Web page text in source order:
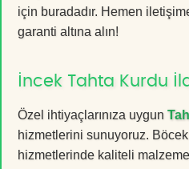
için buradadır. Hemen
garanti altına alın!
İncek Tahta Kurdu
Özel ihtiyaçlarınıza uygun
hizmetlerini sunuyoruz.
hizmetlerinde kaliteli